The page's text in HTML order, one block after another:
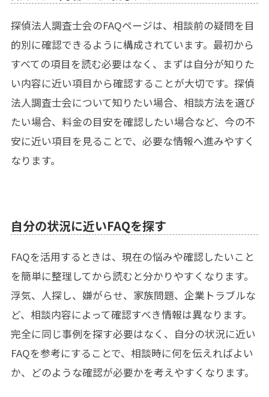
探偵法人調査士会のFAQページは、相談前の疑問を目
的別に確認できるように構成されています。最初から
すべての項目を読む必要はなく、まずは自分が知りた
い内容に近い項目から確認することが大切です。探偵
法人調査士会について知りたい場合、相談方法を選び
たい場合、料金の目安を確認したい場合など、今の不
安に近い項目を見ることで、必要な情報へ進みやすく
なります。
自分の状況に近いFAQを探す
FAQを活用するときは、現在の悩みや確認したいこと
を簡単に整理してから読むと分かりやすくなります。
浮気、人探し、嫌がらせ、家族問題、企業トラブルな
ど、相談内容によって確認すべき情報は異なります。
完全に同じ事例を探す必要はなく、自分の状況に近い
FAQを参考にすることで、相談時に何を伝えればよい
か、どのような確認が必要かを考えやすくなります。